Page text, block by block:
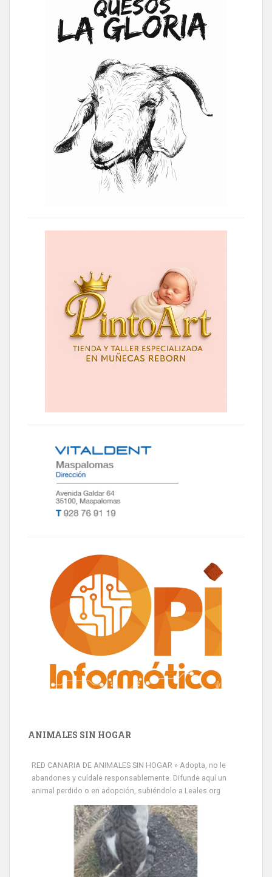
ANIMALES SIN HOGAR
RED CANARIA DE ANIMALES SIN HOGAR » Adopta, no le
abandones y cuídale responsablemente. Difunde aquí un
animal perdido o en adopción, subiéndolo a Leales.org